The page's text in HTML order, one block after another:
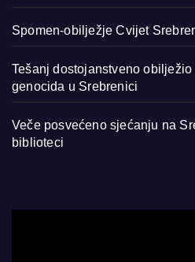
Spomen-obilježje Cvijet
Tešanj dostojanstveno
genocida u Srebrenici
Veče posvećeno sjećanju na
biblioteci